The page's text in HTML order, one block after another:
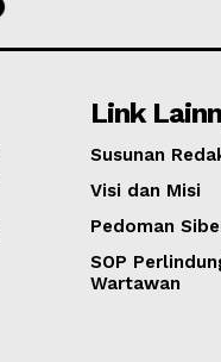
Link
Susunan
Visi dan Misi
Pedoman
SOP
Wartawan